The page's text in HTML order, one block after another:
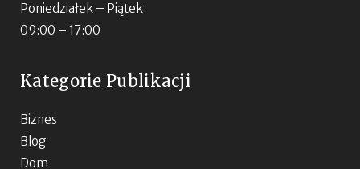
Poniedziałek – Piątek
09:00 – 17:00
Kategorie Publikacji
Biznes
Blog
Dom